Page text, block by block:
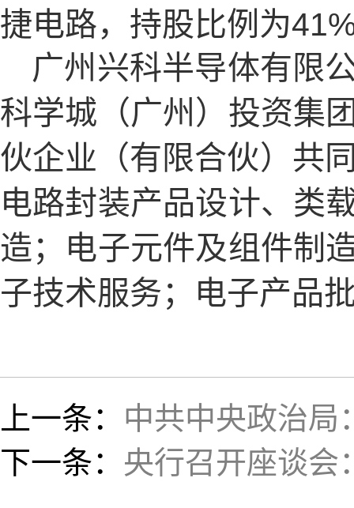
捷电路，持股比例为
广州兴科半导体有限
科学城（广州）投资集
伙企业（有限合伙）共
电路封装产品设计、类
造；电子元件及组件制
子技术服务；电子产品
上一条： 中共中央政治局
下一条： 央行召开座谈会